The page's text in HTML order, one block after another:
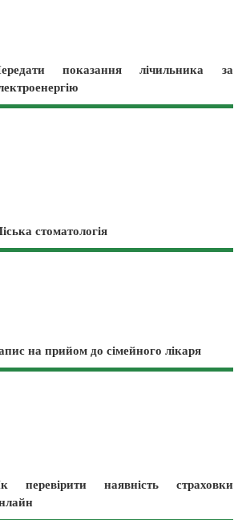
показання лічильника за
стоматологія
на прийом до сімейного лікаря
перевірити наявність страховки